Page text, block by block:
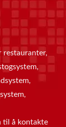
restauranter,
til å kontakte